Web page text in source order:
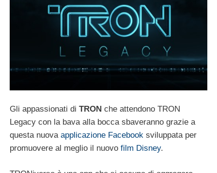
Gli appassionati di TRON che attendono TRON
Legacy con la bava alla bocca sbaveranno grazie a
questa nuova applicazione Facebook sviluppata per
promuovere al meglio il nuovo film Disney.